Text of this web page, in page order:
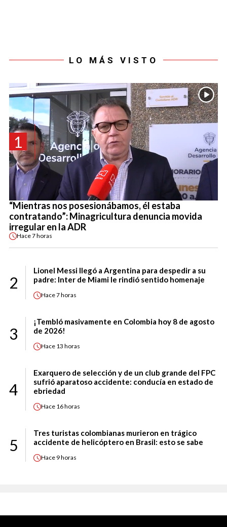
LO MÁS VISTO
1
“Mientras nos posesionábamos, él estaba
contratando”: Minagricultura denuncia movida
irregular en la ADR
Hace7 horas
2
Lionel Messi llegó a Argentina para despedir a su
padre: Inter de Miami le rindió sentido homenaje
Hace7 horas
3
¡Tembló masivamente en Colombia hoy 8 de agosto
de 2026!
Hace 13 horas
4
Exarquero de selección y de un club grande del FPC
sufrió aparatoso accidente: conducía en estado de
ebriedad
Hace 16 horas
5
Tres turistas colombianas murieron en trágico
accidente de helicóptero en Brasil: esto se sabe
Hace 9 horas